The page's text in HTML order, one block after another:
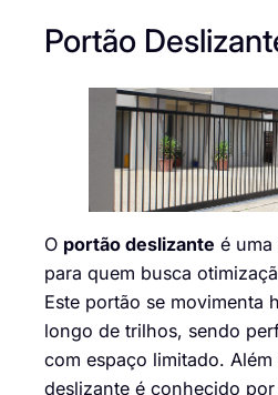
Portão
O portão deslizante é uma
para quem busca
Este portão se movimenta
longo de trilhos, sendo
com espaço limitado.
deslizante é conhecido